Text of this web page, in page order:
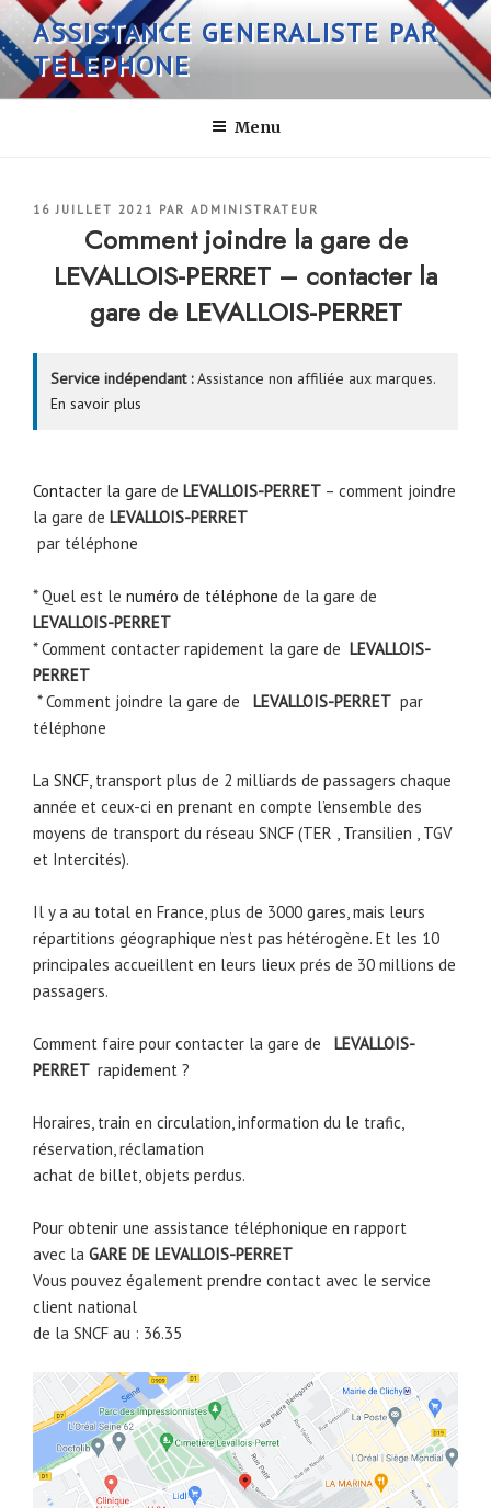
Aller
au
contenu
principal
ASSISTANCE GENERALISTE PAR
TELEPHONE
Menu
PUBLIÉ
16 JUILLET 2021 PAR ADMINISTRATEUR
Comment joindre la gare de
LEVALLOIS-PERRET – contacter la
gare de LEVALLOIS-PERRET
Service indépendant :Assistance non affiliée aux marques.
En savoir plus
Contacter la gare de LEVALLOIS-PERRET – comment joindre
la gare de LEVALLOIS-PERRET
par téléphone
* Quel est le numéro de téléphone de la gare de
LEVALLOIS-PERRET
* Comment contacter rapidement la gare de LEVALLOIS-
PERRET
* Comment joindre la gare de
LEVALLOIS-PERRET par
téléphone
La SNCF, transport plus de 2 milliards de passagers chaque
année et ceux-ci en prenant en compte l’ensemble des
moyens de transport du réseau SNCF (TER , Transilien , TGV
et Intercités).
Il y a au total en France, plus de 3000 gares, mais leurs
répartitions géographique n’est pas hétérogène. Et les 10
principales accueillent en leurs lieux prés de 30 millions de
passagers.
Comment faire pour contacter la gare de
LEVALLOIS-
PERRET rapidement ?
Horaires, train en circulation, information du le trafic,
réservation, réclamation
achat de billet, objets perdus.
Pour obtenir une assistance téléphonique en rapport
avec la GARE DE LEVALLOIS-PERRET
Vous pouvez également prendre contact avec le service
client national
de la SNCF au : 36.35